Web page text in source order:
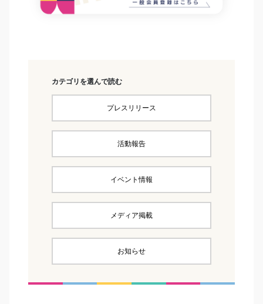
カテゴリを選んで読む
プレスリリース
活動報告
イベント情報
メディア掲載
お知らせ